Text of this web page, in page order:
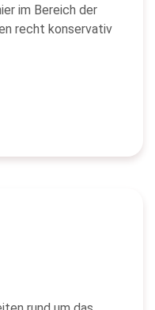
im Bereich der
recht konservativ